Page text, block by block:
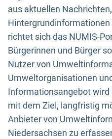
aus aktuellen
richtet sich das NUMIS-
Bürgerinnen und Bürger
Nutzer von
Umweltorganisationen
Informationsangebot
mit dem Ziel, langfristig
Anbieter von
Niedersachsen zu